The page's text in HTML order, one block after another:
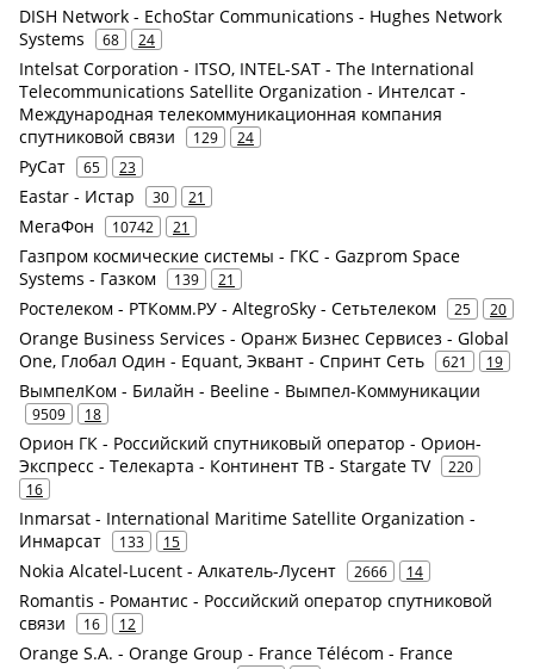
DISH Network - EchoStar Communications - Hughes Network
Systems
68 24
Intelsat Corporation - ITSO, INTEL-SAT - The International
Telecommunications Satellite Organization - Интелсат -
Международная телекоммуникационная компания
спутниковой связи
129 24
РуСат 65 23
Eastar - Истар 30 21
МегаФон 10742 21
Газпром космические системы - ГКС - Gazprom Space
Systems - Газком
139 21
Ростелеком - РТКомм.РУ - AltegroSky - Сетьтелеком 25 20
Orange Business Services - Оранж Бизнес Сервисез - Global
One, Глобал Один - Equant, Эквант - Спринт Сеть
621 19
ВымпелКом - Билайн - Beeline - Вымпел-Коммуникации
9509 18
Орион ГК - Российский спутниковый оператор - Орион-
Экспресс - Телекарта - Континент ТВ - Stargate TV
220
16
Inmarsat - International Maritime Satellite Organization -
Инмарсат
133 15
Nokia Alcatel-Lucent - Алкатель-Лусент 2666 14
Romantis - Романтис - Российский оператор спутниковой
связи
16 12
Orange S.A. - Orange Group - France Télécom - France